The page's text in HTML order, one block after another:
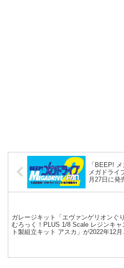
「BEEP!
メガドライ
月27日に発
ガレージキット「エヴァンゲリオンぐり
むろっく！PLUS 1/8 Scale レジンキャ
ト製組立キット アスカ」が2022年12月